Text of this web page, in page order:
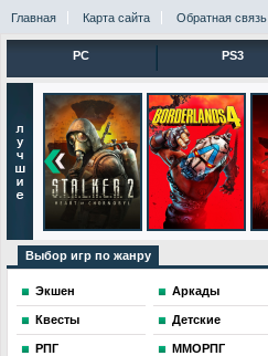
Главная Карта сайта Обратная связь
PC PS3
Выбор игр по жанру
Экшен Аркады
Квесты Детские
РПГ ММОРПГ